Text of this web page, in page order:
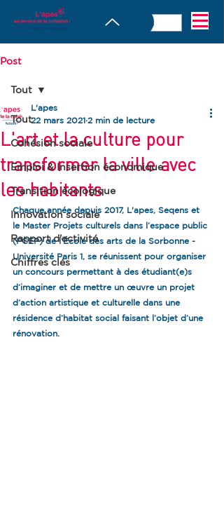
Post
Tout
Cohésion sociale
Emploi & Insertion économique
Transition écologique
Innovation sociale
Rapport d'activité
Chiffres clés
Tout
L'art et la culture pour
transformer la ville avec
les habitants
L'apes
22 mars 2021 2 min de lecture
Chaque année depuis 2017, L'apes, Seqens et
le Master Projets culturels dans l’espace public
(PCEP) de l’École des arts de la Sorbonne -
Université Paris 1, se réunissent pour organiser
un concours permettant à des étudiant(e)s
d’imaginer et de mettre un œuvre un projet
d’action artistique et culturelle dans une
résidence d’habitat social faisant l’objet d’une
rénovation.